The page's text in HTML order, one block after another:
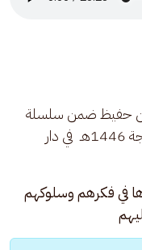
بن حفيظ ضمن سلسلة
إرشادات السلوك، ليلة الجمعة 17 ذو الحجة 1446هـ  في دار
في فكرهم وسلوكهم